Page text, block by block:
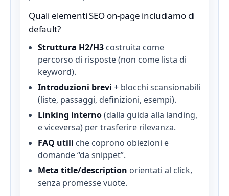
Quali elementi SEO on‑page includiamo di
default?
Struttura H2/H3 costruita come
percorso di risposte (non come lista di
keyword).
Introduzioni brevi + blocchi scansionabili
(liste, passaggi, definizioni, esempi).
Linking interno(dalla guida alla landing,
e viceversa) per trasferire rilevanza.
FAQ utili che coprono obiezioni e
domande “da snippet”.
Meta title/description orientati al click,
senza promesse vuote.